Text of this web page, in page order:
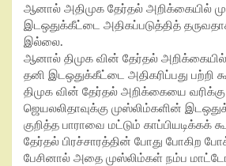
ஆனால் அதிமுக தேர்தல் அறிக்கையில்
இடஒதுக்கீட்டை அதிகப்படுத்தித்
இல்லை.
ஆனால் திமுக வின் தேர்தல் அறிக்கையில்
தனி இடஒதுக்கீட்டை அதிகரிப்பது பற்றி
திமுக வின் தேர்தல் அறிக்கையை வரிக்கு
ஜெயலலிதாவுக்கு முஸ்லிம்களின்
குறித்த பாராவை மட்டும் காப்பியடிக்கக்
தேர்தல் பிரச்சாரத்தின் போது போகிற
பேசினால் அதை முஸ்லிம்கள் நம்ப